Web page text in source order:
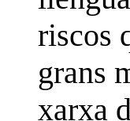
riscos
grans
xarxa